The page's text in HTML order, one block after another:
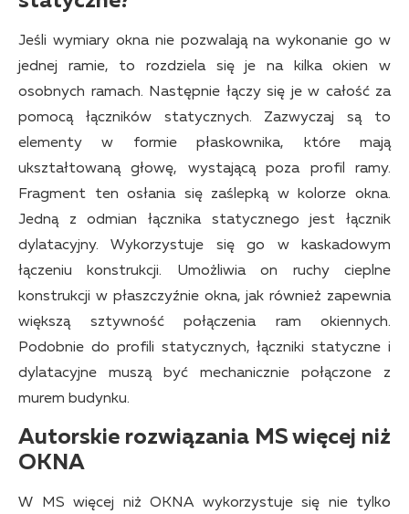
Jeśli wymiary okna nie pozwalają na wykonanie go w
jednej ramie, to rozdziela się je na kilka okien w
osobnych ramach. Następnie łączy się je w całość za
pomocą łączników statycznych. Zazwyczaj są to
elementy w formie płaskownika, które mają
ukształtowaną głowę, wystającą poza profil ramy.
Fragment ten osłania się zaślepką w kolorze okna.
Jedną z odmian łącznika statycznego jest łącznik
dylatacyjny. Wykorzystuje się go w kaskadowym
łączeniu konstrukcji. Umożliwia on ruchy cieplne
konstrukcji w płaszczyźnie okna, jak również zapewnia
większą sztywność połączenia ram okiennych.
Podobnie do profili statycznych, łączniki statyczne i
dylatacyjne muszą być mechanicznie połączone z
murem budynku.
Autorskie rozwiązania MS więcej niż
OKNA
W MS więcej niż OKNA wykorzystuje się nie tylko